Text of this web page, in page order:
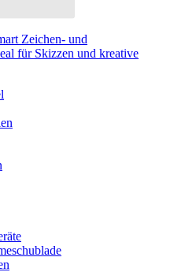
Zeichen- und
für Skizzen und kreative